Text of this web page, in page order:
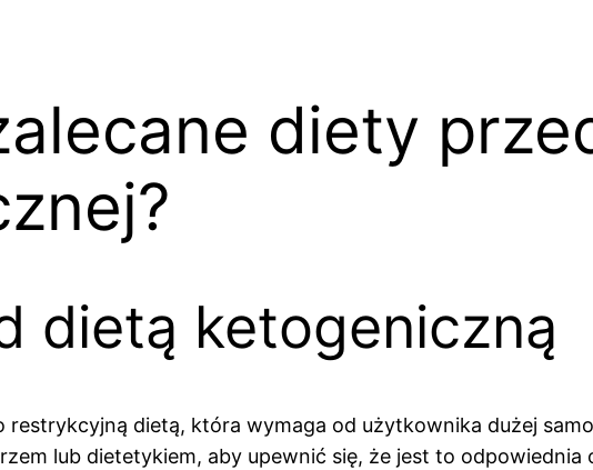
diety
dietą ketogeniczną
restrykcyjną dietą, która wymaga od użytkownika dużej
lub dietetykiem, aby upewnić się, że jest to